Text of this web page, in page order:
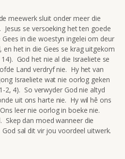
meewerk sluit onder meer die
se versoeking het ten goede
in die woestyn ingelei om deur
en het in die Gees se krag uitgekom
God het nie al die Israeliete se
Land verdryf nie. Hy het van
Israeliete wat nie oorlog geken
2, 4). So verwyder God nie altyd
uit ons harte nie. Hy wil hê ons
leer nie oorlog in boeke nie.
Skep dan moed wanneer die
sal dit vir jou voordeel uitwerk.